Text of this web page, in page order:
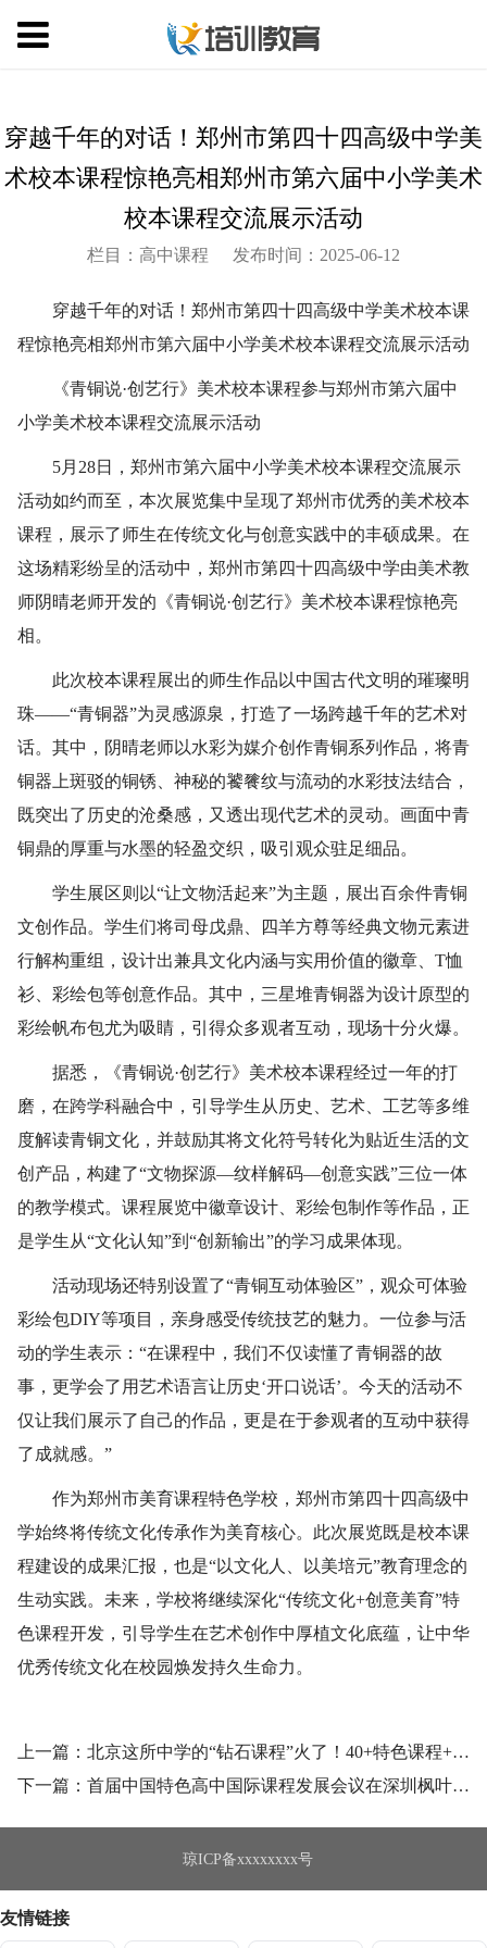
穿越千年的对话！郑州市第四十四高级中学美
术校本课程惊艳亮相郑州市第六届中小学美术
校本课程交流展示活动
栏目：高中课程 发布时间：2025-06-12
穿越千年的对话！郑州市第四十四高级中学美术校本课
程惊艳亮相郑州市第六届中小学美术校本课程交流展示活动
《青铜说·创艺行》美术校本课程参与郑州市第六届中
小学美术校本课程交流展示活动
5月28日，郑州市第六届中小学美术校本课程交流展示
活动如约而至，本次展览集中呈现了郑州市优秀的美术校本
课程，展示了师生在传统文化与创意实践中的丰硕成果。在
这场精彩纷呈的活动中，郑州市第四十四高级中学由美术教
师阴晴老师开发的《青铜说·创艺行》美术校本课程惊艳亮
相。
此次校本课程展出的师生作品以中国古代文明的璀璨明
珠——“青铜器”为灵感源泉，打造了一场跨越千年的艺术对
话。其中，阴晴老师以水彩为媒介创作青铜系列作品，将青
铜器上斑驳的铜锈、神秘的饕餮纹与流动的水彩技法结合，
既突出了历史的沧桑感，又透出现代艺术的灵动。画面中青
铜鼎的厚重与水墨的轻盈交织，吸引观众驻足细品。
学生展区则以“让文物活起来”为主题，展出百余件青铜
文创作品。学生们将司母戊鼎、四羊方尊等经典文物元素进
行解构重组，设计出兼具文化内涵与实用价值的徽章、T恤
衫、彩绘包等创意作品。其中，三星堆青铜器为设计原型的
彩绘帆布包尤为吸睛，引得众多观者互动，现场十分火爆。
据悉，《青铜说·创艺行》美术校本课程经过一年的打
磨，在跨学科融合中，引导学生从历史、艺术、工艺等多维
度解读青铜文化，并鼓励其将文化符号转化为贴近生活的文
创产品，构建了“文物探源—纹样解码—创意实践”三位一体
的教学模式。课程展览中徽章设计、彩绘包制作等作品，正
是学生从“文化认知”到“创新输出”的学习成果体现。
活动现场还特别设置了“青铜互动体验区”，观众可体验
彩绘包DIY等项目，亲身感受传统技艺的魅力。一位参与活
动的学生表示：“在课程中，我们不仅读懂了青铜器的故
事，更学会了用艺术语言让历史‘开口说话’。今天的活动不
仅让我们展示了自己的作品，更是在于参观者的互动中获得
了成就感。”
作为郑州市美育课程特色学校，郑州市第四十四高级中
学始终将传统文化传承作为美育核心。此次展览既是校本课
程建设的成果汇报，也是“以文化人、以美培元”教育理念的
生动实践。未来，学校将继续深化“传统文化+创意美育”特
色课程开发，引导学生在艺术创作中厚植文化底蕴，让中华
优秀传统文化在校园焕发持久生命力。
上一篇：北京这所中学的“钻石课程”火了！40+特色课程+跨学科实践他们如何做到升学与素养双赢？
下一篇：首届中国特色高中国际课程发展会议在深圳枫叶教育大厦举行
琼ICP备xxxxxxxx号
友情链接